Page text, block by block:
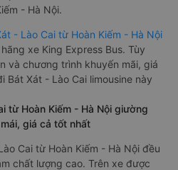
- Hà Nội.
- Lào Cai từ Hoàn Kiếm - Hà Nội
xe King Express Bus. Tùy
và chương trình khuyến mãi, giá
Bát Xát - Lào Cai limousine này
từ Hoàn Kiếm - Hà Nội giường
giá cả tốt nhất
Cai từ Hoàn Kiếm - Hà Nội đều
chất lượng cao. Trên xe được